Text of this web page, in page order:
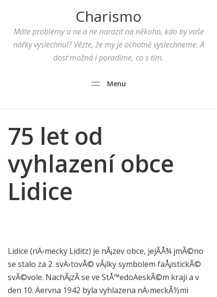
Charismo
Máte problémy a ne a ne narazit na někoho, kdo by vaše
nářky vyslechnul? Vězte, že my je ochotně vyslechneme. A
dost možná i poradíme, co s tím.
Menu
75 let od
vyhlazení obce
Lidice
Lidice (nÄ›mecky Liditz) je nÃ¡zev obce, jejÃ­Å¾ jmÃ©no
se stalo za 2. svÄ›tovÃ© vÃ¡lky symbolem faÅ¡istickÃ©
svÃ©vole. NachÃ¡zÃ­ se ve StÅ™edoÄeskÃ©m kraji a v
den 10. Äervna 1942 byla vyhlazena nÄ›meckÃ½mi